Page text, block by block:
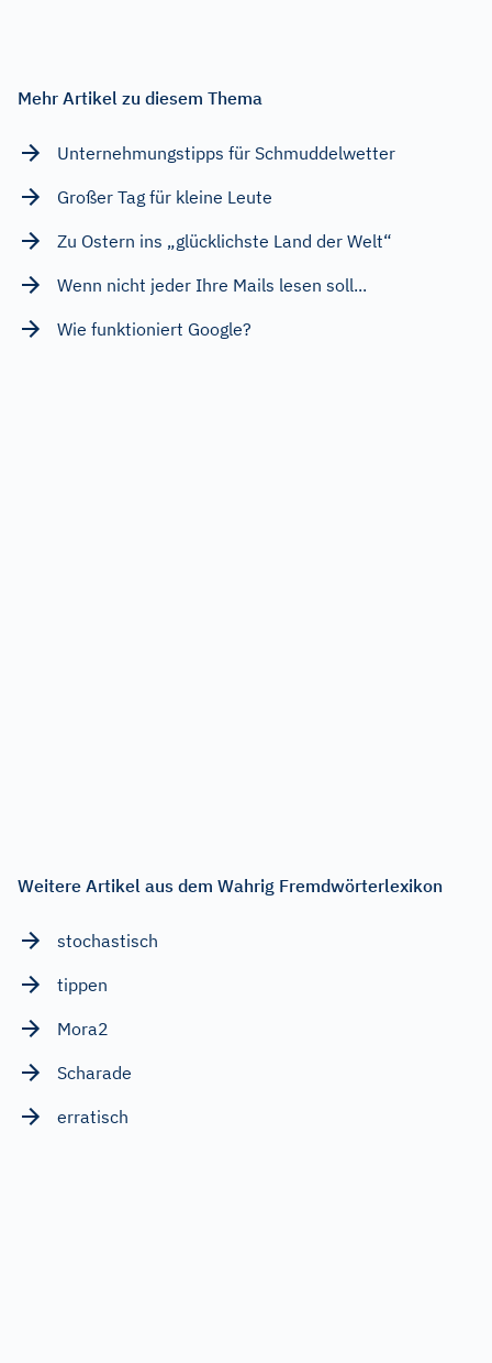
Mehr Artikel zu diesem Thema
Unternehmungstipps für Schmuddelwetter
Großer Tag für kleine Leute
Zu Ostern ins „glücklichste Land der Welt“
Wenn nicht jeder Ihre Mails lesen soll...
Wie funktioniert Google?
Weitere Artikel aus dem Wahrig Fremdwörterlexikon
stochastisch
tippen
Mora2
Scharade
erratisch